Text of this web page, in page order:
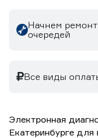
Начнем
очередей
Все виды
Электронная
Екатеринбурге